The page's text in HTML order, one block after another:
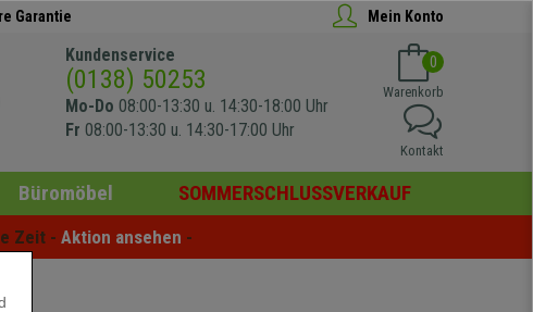
Garantie Mein Konto
Kundenservice
(0138) 50253
Mo-Do 08:00-13:30 u. 14:30-18:00 Uhr
Fr 08:00-13:30 u. 14:30-17:00 Uhr
0
Warenkorb
Kontakt
Büromöbel SOMMERSCHLUSSVERKAUF
Zeit - Aktion ansehen -